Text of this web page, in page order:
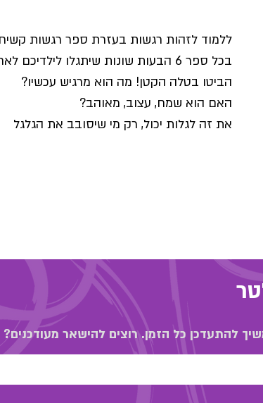
ללמוד לזהות רגשות בעזרת ספר רגשות קשיח
בכל ספר 6 הבעות שונות שיתגלו לילדיכם לאחר סיבוב הגלגל הגדול,
הביטו בטלה הקטן! מה הוא מרגיש עכשיו?
האם הוא שמח, עצוב, מאוהב?
את זה לגלות יכול, רק מי שיסובב את הגלגל
להתעדכן כל הזמן. רוצים להישאר